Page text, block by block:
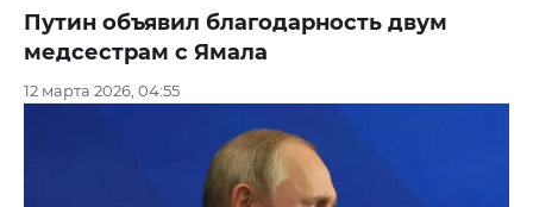
Путин объявил благодарность двум
медсестрам с Ямала
12 марта 2026, 04:55